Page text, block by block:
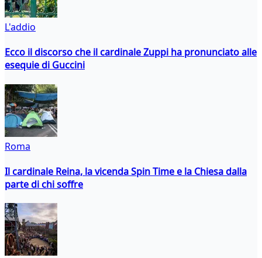
L'addio
Ecco il discorso che il cardinale Zuppi ha pronunciato alle
esequie di Guccini
Roma
Il cardinale Reina, la vicenda Spin Time e la Chiesa dalla
parte di chi soffre